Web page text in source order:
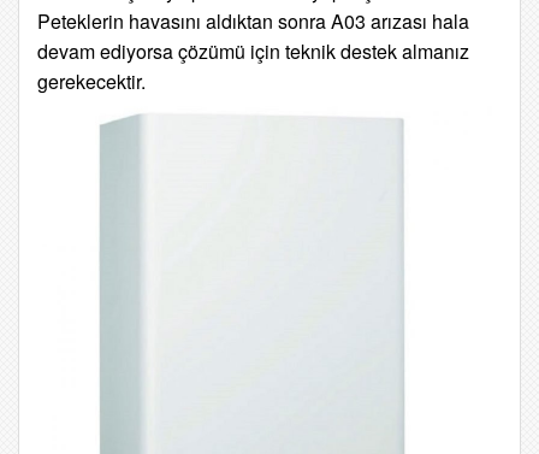
Peteklerin havasını aldıktan sonra A03 arızası hala
devam ediyorsa çözümü için teknik destek almanız
gerekecektir.